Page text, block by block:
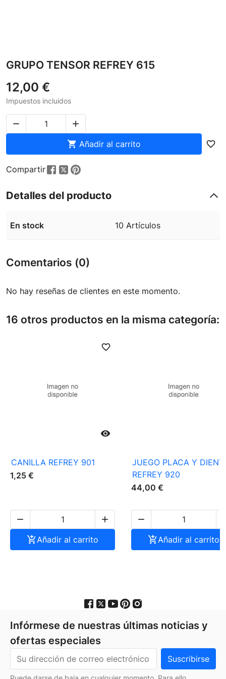
GRUPO TENSOR REFREY 615
12,00 €
Impuestos incluidos


 Añadir al carrito favorite_border
Compartir
Detalles del producto
En stock 10 Artículos
Comentarios (0)
No hay reseñas de clientes en este momento.
16 otros productos en la misma categoría:

favorite_border
CANILLA REFREY 901
1,25 €


Añadir al carrito
JUEGO PLACA Y
REFREY 920
44,00 €

Añadir al carrito
Infórmese de nuestras últimas noticias y
ofertas especiales